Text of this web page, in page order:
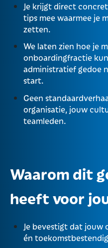
Je krijgt direct
tips mee waarmee je
zetten.
We laten zien hoe je
onboardingfractie
administratief gedoe
start.
Geen
organisatie, jouw
teamleden.
Waarom dit
heeft voor
Je bevestigt dat
én